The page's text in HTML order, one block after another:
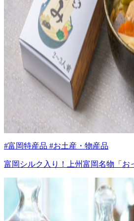
#富岡特産品 #お土産・物産品
富岡シルク入り！上州富岡名物「お